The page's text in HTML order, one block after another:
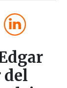
del